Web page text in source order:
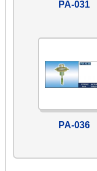
PA-031
PA-036